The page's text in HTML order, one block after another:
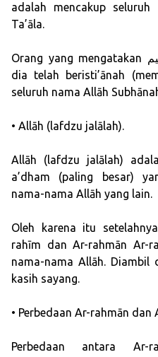
adalah mencakup
Ta’āla.
Orang yang mengatakan بسم الله الرحمن الرحيم berarti
dia telah beristi’ānah
seluruh nama Allāh
• Allāh (lafdzu jalālah).
Allāh (lafdzu jalālah)
a’dham (paling besar)
nama-nama Allāh yang lain.
Oleh karena itu
rahīm dan Ar-rahmān Ar-
nama-nama Allāh. Diambil
kasih sayang.
• Perbedaan Ar-rahmān dan
Perbedaan antara Ar-